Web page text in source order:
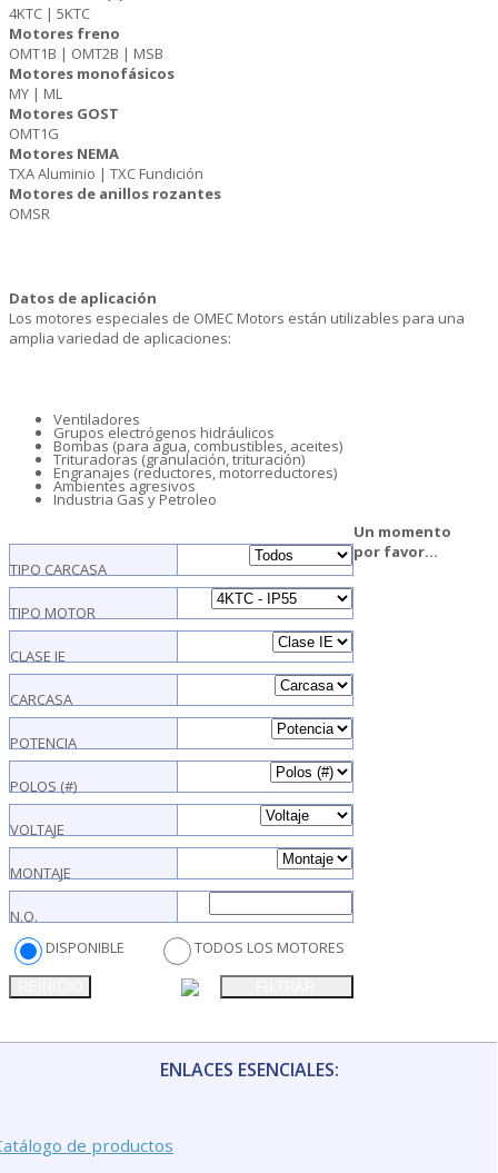
4KTC | 5KTC
Motores freno
OMT1B | OMT2B | MSB
Motores monofásicos
MY | ML
Motores GOST
OMT1G
Motores NEMA
TXA Aluminio | TXC Fundición
Motores de anillos rozantes
OMSR
Datos de aplicación
Los motores especiales de OMEC Motors están utilizables para una
amplia variedad de aplicaciones:
Ventiladores
Grupos electrógenos hidráulicos
Bombas (para agua, combustibles, aceites)
Trituradoras (granulación, trituración)
Engranajes (reductores, motorreductores)
Ambientes agresivos
Industria Gas y Petroleo
TIPO CARCASA
TIPO MOTOR
CLASE IE
CARCASA
POTENCIA
POLOS (#)
VOLTAJE
MONTAJE
N.O.
DISPONIBLE
TODOS LOS MOTORES
Un momento
por favor...
ENLACES ESENCIALES:
de productos